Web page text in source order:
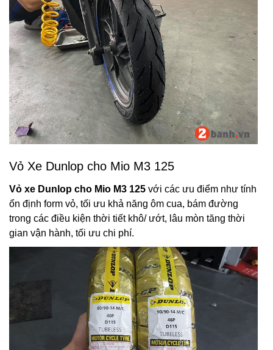
Vỏ Xe Dunlop cho Mio M3 125
Vỏ xe Dunlop cho Mio M3 125 với các ưu điểm như tính
ổn định form vỏ, tối ưu khả năng ôm cua, bám đường
trong các điều kiện thời tiết khô/ ướt, lâu mòn tăng thời
gian vận hành, tối ưu chi phí.